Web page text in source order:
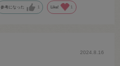
参考になった Like!
2024.8.16